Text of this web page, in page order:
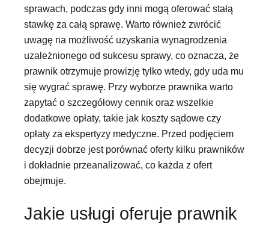
sprawach, podczas gdy inni mogą oferować stałą
stawkę za całą sprawę. Warto również zwrócić
uwagę na możliwość uzyskania wynagrodzenia
uzależnionego od sukcesu sprawy, co oznacza, że
prawnik otrzymuje prowizję tylko wtedy, gdy uda mu
się wygrać sprawę. Przy wyborze prawnika warto
zapytać o szczegółowy cennik oraz wszelkie
dodatkowe opłaty, takie jak koszty sądowe czy
opłaty za ekspertyzy medyczne. Przed podjęciem
decyzji dobrze jest porównać oferty kilku prawników
i dokładnie przeanalizować, co każda z ofert
obejmuje.
Jakie usługi oferuje prawnik